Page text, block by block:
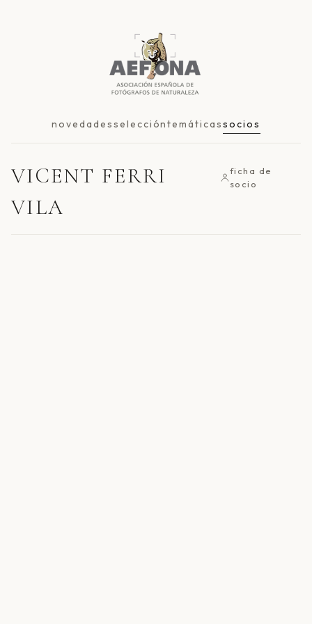
novedadesseleccióntemáticassocios
VICENT FERRI
VILA
ficha de
socio